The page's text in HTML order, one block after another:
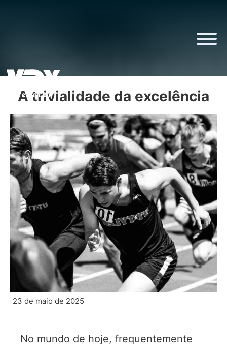
A trivialidade da excelência
23 de maio de 2025
No mundo de hoje, frequentemente